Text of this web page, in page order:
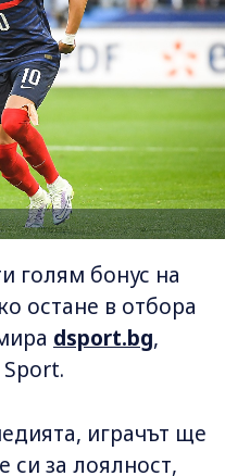
голям бонус на
остане в отбора
dsport.bg,
Sport.
играчът ще
си за лоялност,